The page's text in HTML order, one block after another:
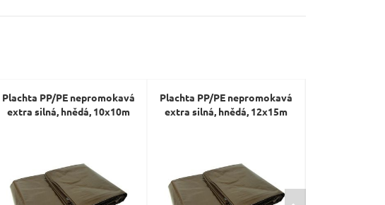
Plachta PP/PE nepromokavá
extra silná, hnědá, 10x10m
Plachta PP/PE nepromokavá
extra silná, hnědá, 12x15m